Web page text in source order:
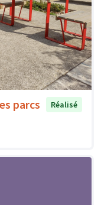
parcs
Réalisé